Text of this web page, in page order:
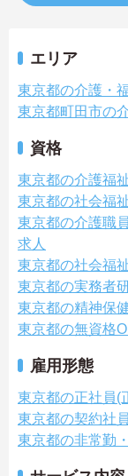
エリア
東京都の介護・
東京都町田市の
資格
東京都の介護福
東京都の社会福
東京都の介護職
求人
東京都の社会福
東京都の実務者
東京都の精神保
東京都の無資格
雇用形態
東京都の正社員(
東京都の契約社
東京都の非常勤